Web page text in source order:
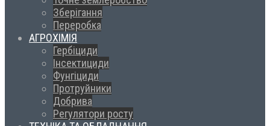
Зберігання
Переробка
АГРОХІМІЯ
Гербіциди
Інсектициди
Фунгіциди
Протруйники
Добрива
Регулятори росту